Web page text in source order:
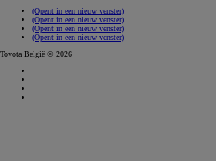
(Opent in een nieuw venster)
(Opent in een nieuw venster)
(Opent in een nieuw venster)
(Opent in een nieuw venster)
Toyota België © 2026